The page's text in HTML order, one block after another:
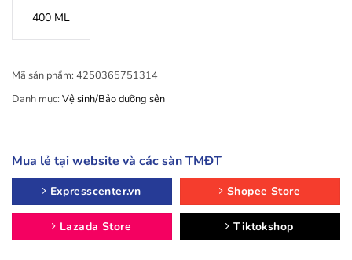
400 ML
Mã sản phẩm: 4250365751314
Danh mục: Vệ sinh/Bảo dưỡng sên
Mua lẻ tại website và các sàn TMĐT
Expresscenter.vn Shopee Store
Lazada Store Tiktokshop